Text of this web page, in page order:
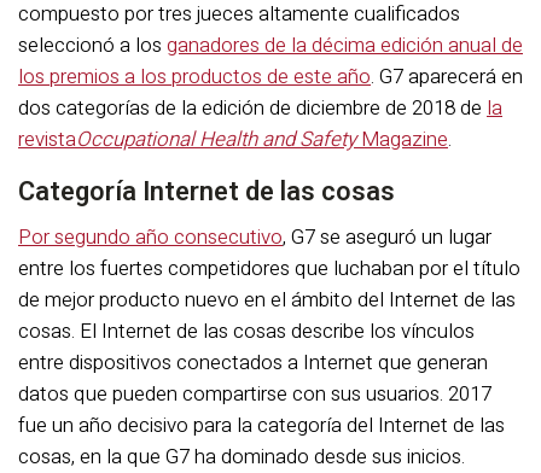
compuesto por tres jueces altamente cualificados
seleccionó a los ganadores de la décima edición anual de
los premios a los productos de este año. G7 aparecerá en
dos categorías de la edición de diciembre de 2018 de la
revistaOccupational Health and SafetyMagazine.
Categoría Internet de las cosas
Por segundo año consecutivo, G7 se aseguró un lugar
entre los fuertes competidores que luchaban por el título
de mejor producto nuevo en el ámbito del Internet de las
cosas. El Internet de las cosas describe los vínculos
entre dispositivos conectados a Internet que generan
datos que pueden compartirse con sus usuarios. 2017
fue un año decisivo para la categoría del Internet de las
cosas, en la que G7 ha dominado desde sus inicios.